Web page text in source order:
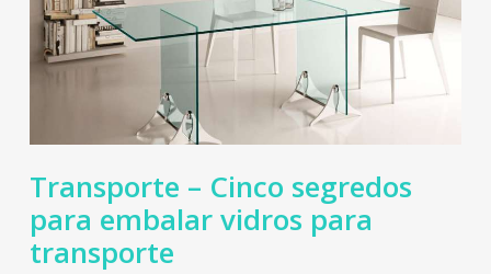
Transporte – Cinco segredos
para embalar vidros para
transporte